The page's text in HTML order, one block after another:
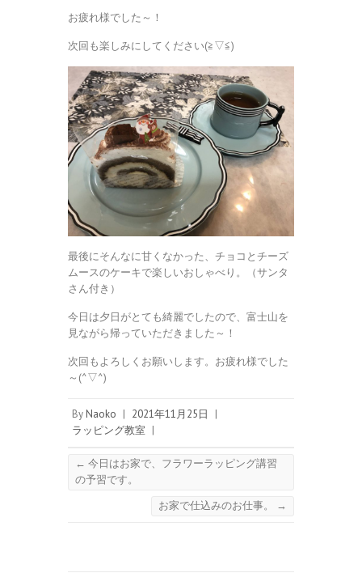
お疲れ様でした～！
次回も楽しみにしてください(≧▽≦)
最後にそんなに甘くなかった、チョコとチーズ
ムースのケーキで楽しいおしゃべり。（サンタ
さん付き）
今日は夕日がとても綺麗でしたので、富士山を
見ながら帰っていただきました～！
次回もよろしくお願いします。お疲れ様でした
～(^▽^)
By Naoko | 2021年11月25日
|
ラッピング教室 |
← 今日はお家で、フラワーラッピング講習
の予習です。
お家で仕込みのお仕事。
→